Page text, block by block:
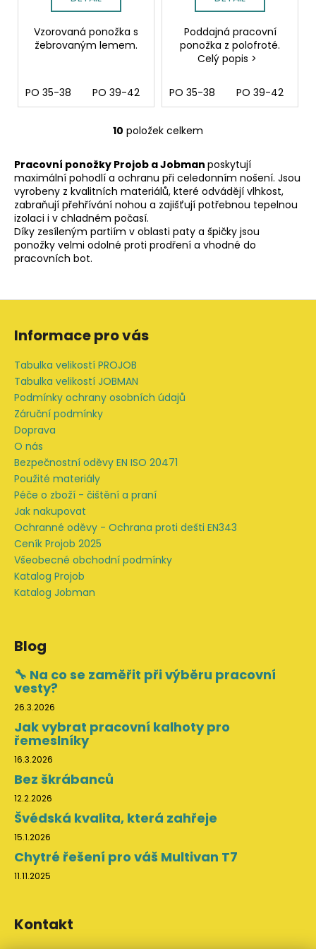
Vzorovaná ponožka s
žebrovaným lemem.
PO 35-38 PO 39-42 PO 43-46
Poddajná pracovní
ponožka z polofroté.
Celý popis >
PO 35-38 PO 39-42
O
l
á
d
c
í
s
10 položek celkem
Pracovní ponožky Projob a Jobman poskytují
maximální pohodlí a ochranu při celedonním nošení. Jsou
vyrobeny z kvalitních materiálů, které odvádějí vlhkost,
zabraňují přehřívání nohou a zajišťují potřebnou tepelnou
izolaci i v chladném počasí.
Díky zesíleným partiím v oblasti paty a špičky jsou
ponožky velmi odolné proti prodření a vhodné do
pracovních bot.
Z
Informace pro vás
Tabulka velikostí PROJOB
Tabulka velikostí JOBMAN
Podmínky ochrany osobních údajů
Záruční podmínky
Doprava
O nás
Bezpečnostní oděvy EN ISO 20471
Použité materiály
Péče o zboží - čištění a praní
Jak nakupovat
Ochranné oděvy - Ochrana proti dešti EN343
Ceník Projob 2025
Všeobecné obchodní podmínky
Katalog Projob
Katalog Jobman
Blog
🔧 Na co se zaměřit při výběru pracovní
vesty?
26.3.2026
Jak vybrat pracovní kalhoty pro
řemeslníky
16.3.2026
Bez škrábanců
12.2.2026
Švédská kvalita, která zahřeje
15.1.2026
Chytré řešení pro váš Multivan T7
11.11.2025
Kontakt